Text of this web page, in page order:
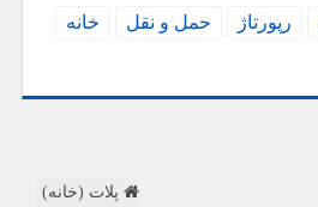
رپورتاژ حمل و نقل
خانه
پلات (خانه)